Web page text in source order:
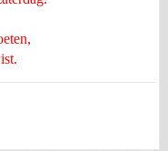
geboren en